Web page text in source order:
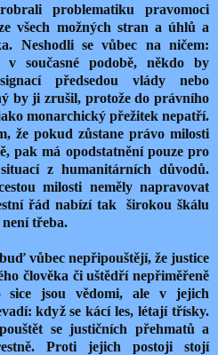
problematiku pravomoci
všech možných stran a úhlů a
Neshodli se vůbec na ničem:
současné podobě, někdo by
předsedou vlády nebo
by ji zrušil, protože do právního
monarchický přežitek nepatří.
že pokud zůstane právo milosti
pak má opodstatnění pouze pro
z humanitárních důvodů.
milosti neměly napravovat
řád nabízí tak širokou škálu
třeba.
vůbec nepřipouštějí, že justice
člověka či uštědří nepřiměřeně
sice jsou vědomi, ale v jejich
když se kácí les, létají třísky.
se justičních přehmatů a
Proti jejich postoji stojí